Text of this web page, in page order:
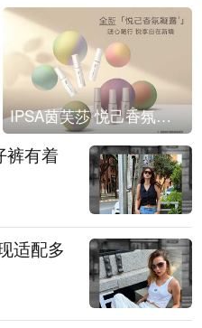
IPSA茵芙莎 悦己香氛凝露上市
裤有着
适配多